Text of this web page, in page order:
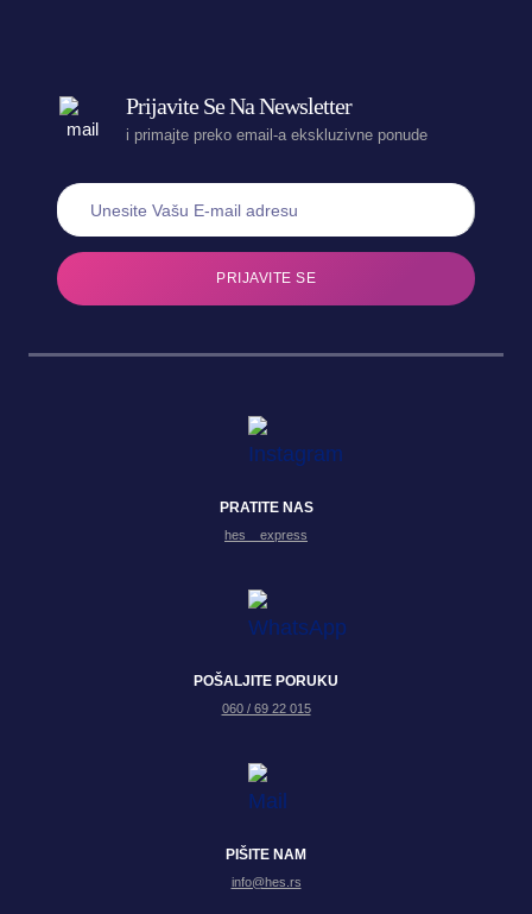
Prijavite Se Na Newsletter
i primajte preko email-a ekskluzivne ponude
PRATITE NAS
hes__express
POŠALJITE PORUKU
060 / 69 22 015
PIŠITE NAM
info@hes.rs